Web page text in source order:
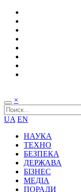
×
UA EN
НАУКА
ТЕХНО
БЕЗПЕКА
ДЕРЖАВА
БІЗНЕС
МЕДІА
ПОРАДИ